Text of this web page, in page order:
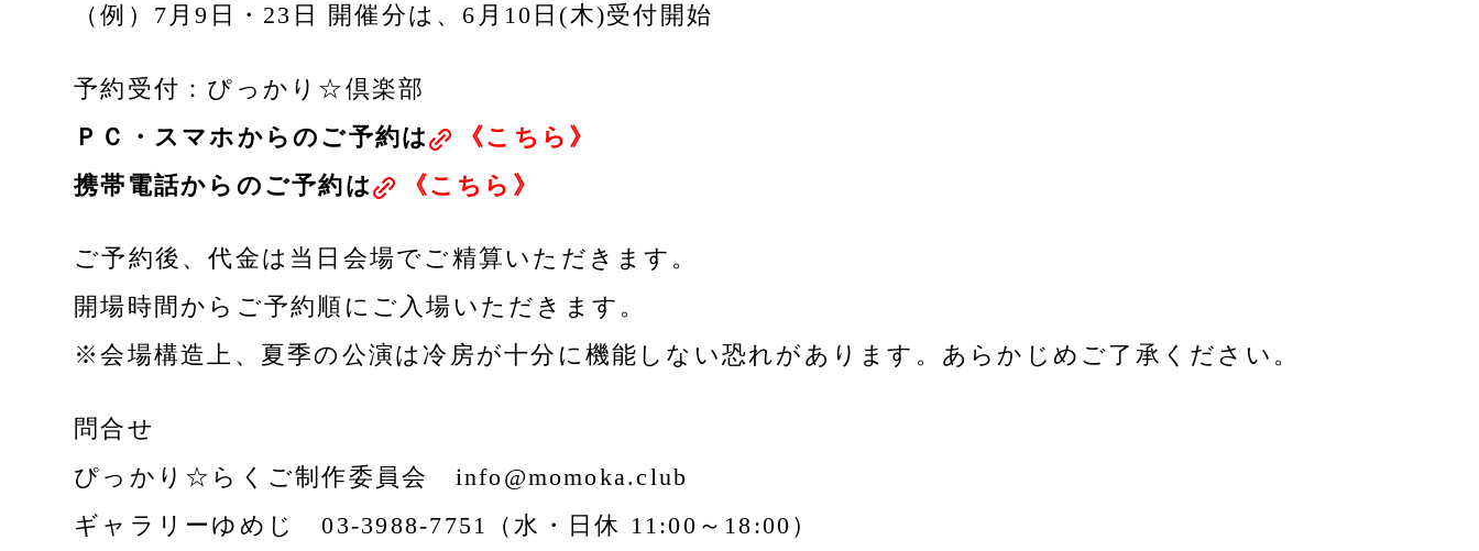
（例）7月9日・23日 開催分は、6月10日(木)受付開始
予約受付：ぴっかり☆倶楽部
ＰＣ・スマホからのご予約は
《こちら》
携帯電話からのご予約は
《こちら》
ご予約後、代金は当日会場でご精算いただきます。
開場時間からご予約順にご入場いただきます。
※会場構造上、夏季の公演は冷房が十分に機能しない恐れがあります。あらかじめご了承ください。
問合せ
ぴっかり☆らくご制作委員会 info@momoka.club
ギャラリーゆめじ 03-3988-7751（水・日休 11:00～18:00）